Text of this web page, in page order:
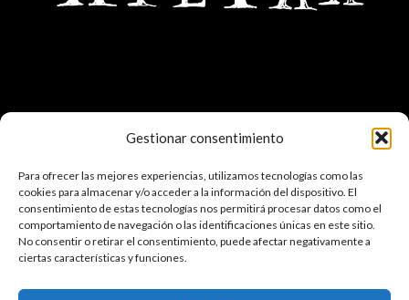
Gestionar consentimiento
Para ofrecer las mejores experiencias, utilizamos tecnologías como las
cookies para almacenar y/o acceder a la información del dispositivo. El
consentimiento de estas tecnologías nos permitirá procesar datos como el
comportamiento de navegación o las identificaciones únicas en este sitio.
No consentir o retirar el consentimiento, puede afectar negativamente a
ciertas características y funciones.
ENLACES DE INTERÉS
●WEBCAM CERLER
●LA METEO QUE VIENE
●EL TIEMPO